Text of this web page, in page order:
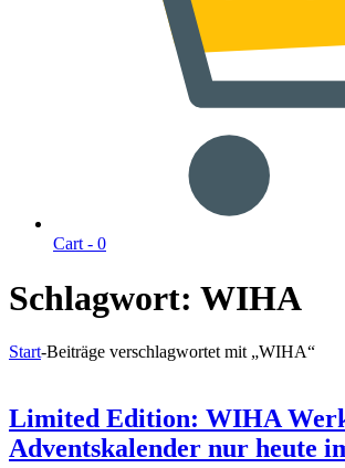
Cart - 0
Schlagwort: WIHA
Start-Beiträge verschlagwortet mit „WIHA“
Limited Edition: WIHA
Adventskalender nur heute